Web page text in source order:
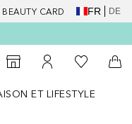
BEAUTY CARD FR DE
Vers le Storefinder
Vers Mon Compte
Vers Ma
ET LIFESTYLE